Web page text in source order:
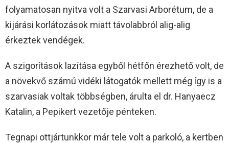
folyamatosan nyitva volt a Szarvasi Arborétum, de a
kijárási korlátozások miatt távolabbról alig-alig
érkeztek vendégek.
A szigorítások lazítása egyből hétfőn érezhető volt, de
a növekvő számú vidéki látogatók mellett még így is a
szarvasiak voltak többségben, árulta el dr. Hanyaecz
Katalin, a Pepikert vezetője pénteken.
Tegnapi ottjártunkkor már tele volt a parkoló, a kertben